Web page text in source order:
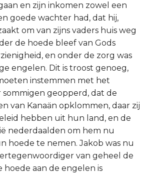
en zijn inkomen zowel een
goede wachter had, dat hij,
om van zijns vaders huis weg
de hoede bleef van Gods
en onder de zorg was
engelen. Dit is troost genoeg,
instemmen met het
geopperd, dat de
van Kanaän opklommen, daar zij
hebben uit hun land, en de
nederdaalden om hem nu
hoede te nemen. Jakob was nu
van geheel de
hoede aan de engelen is